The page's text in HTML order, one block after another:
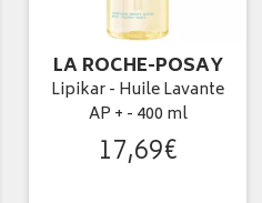
LA ROCHE-POSAY
Lipikar - Huile Lavante
AP + - 400 ml
17,69€